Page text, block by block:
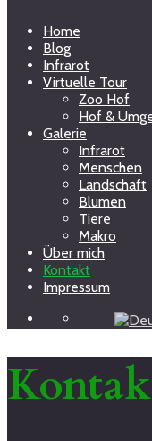
Home
Blog
Infrarot
Virtuelle Tour
Zoo Hof
Hof &
Galerie
Infrarot
Menschen
Landschaft
Blumen
Tiere
Makro
Über mich
Kontakt
Impressum